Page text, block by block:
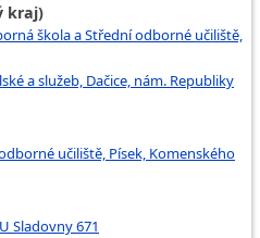
kraj)
škola a Střední odborné učiliště,
a služeb, Dačice, nám. Republiky
učiliště, Písek, Komenského
Sladovny 671